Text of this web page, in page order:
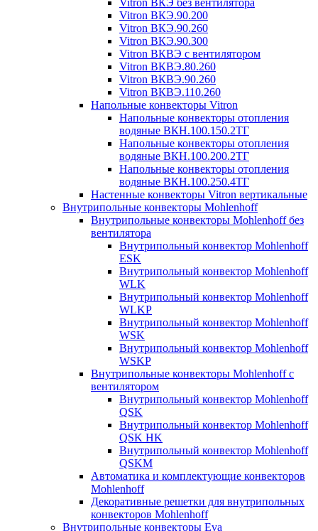
Vitron ВКЭ без вентилятора
Vitron ВКЭ.90.200
Vitron ВКЭ.90.260
Vitron ВКЭ.90.300
Vitron ВКВЭ с вентилятором
Vitron ВКВЭ.80.260
Vitron ВКВЭ.90.260
Vitron ВКВЭ.110.260
Напольные конвекторы Vitron
Напольные конвекторы отопления
водяные ВКН.100.150.2ТГ
Напольные конвекторы отопления
водяные ВКН.100.200.2ТГ
Напольные конвекторы отопления
водяные ВКН.100.250.4ТГ
Настенные конвекторы Vitron вертикальные
Внутрипольные конвекторы Mohlenhoff
Внутрипольные конвекторы Mohlenhoff без
вентилятора
Внутрипольный конвектор Mohlenhoff
ESK
Внутрипольный конвектор Mohlenhoff
WLK
Внутрипольный конвектор Mohlenhoff
WLKP
Внутрипольный конвектор Mohlenhoff
WSK
Внутрипольный конвектор Mohlenhoff
WSKP
Внутрипольные конвекторы Mohlenhoff с
вентилятором
Внутрипольный конвектор Mohlenhoff
QSK
Внутрипольный конвектор Mohlenhoff
QSK HK
Внутрипольный конвектор Mohlenhoff
QSKM
Автоматика и комплектующие конвекторов
Mohlenhoff
Декоративные решетки для внутрипольных
конвекторов Mohlenhoff
Внутрипольные конвекторы Eva